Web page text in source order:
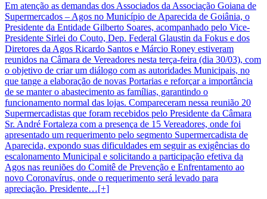
Em atenção as demandas dos Associados da Associação Goiana de
Supermercados – Agos no Município de Aparecida de Goiânia, o
Presidente da Entidade Gilberto Soares, acompanhado pelo Vice-
Presidente Sirlei do Couto, Dep. Federal Glaustin da Fokus e dos
Diretores da Agos Ricardo Santos e Márcio Roney estiveram
reunidos na Câmara de Vereadores nesta terça-feira (dia 30/03), com
o objetivo de criar um diálogo com as autoridades Municipais, no
que tange a elaboração de novas Portarias e reforçar a importância
de se manter o abastecimento as famílias, garantindo o
funcionamento normal das lojas. Compareceram nessa reunião 20
Supermercadistas que foram recebidos pelo Presidente da Câmara
Sr. André Fortaleza com a presença de 15 Vereadores, onde foi
apresentado um requerimento pelo segmento Supermercadista de
Aparecida, expondo suas dificuldades em seguir as exigências do
escalonamento Municipal e solicitando a participação efetiva da
Agos nas reuniões do Comitê de Prevenção e Enfrentamento ao
novo Coronavírus, onde o requerimento será levado para
apreciação. Presidente…[+]